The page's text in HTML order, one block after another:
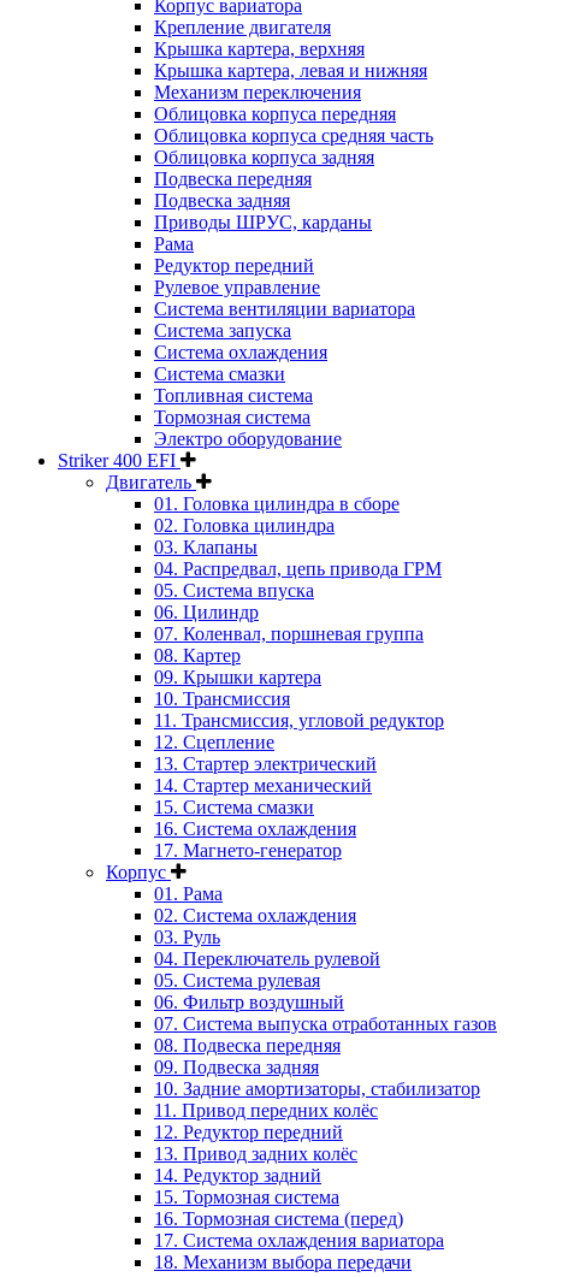
Корпус вариатора
Крепление двигателя
Крышка картера, верхняя
Крышка картера, левая и нижняя
Механизм переключения
Облицовка корпуса передняя
Облицовка корпуса средняя часть
Облицовка корпуса задняя
Подвеска передняя
Подвеска задняя
Приводы ШРУС, карданы
Рама
Редуктор передний
Рулевое управление
Система вентиляции вариатора
Система запуска
Система охлаждения
Система смазки
Топливная система
Тормозная система
Электро оборудование
Striker 400 EFI
Двигатель
01. Головка цилиндра в сборе
02. Головка цилиндра
03. Клапаны
04. Распредвал, цепь привода ГРМ
05. Система впуска
06. Цилиндр
07. Коленвал, поршневая группа
08. Картер
09. Крышки картера
10. Трансмиссия
11. Трансмиссия, угловой редуктор
12. Сцепление
13. Стартер электрический
14. Стартер механический
15. Система смазки
16. Система охлаждения
17. Магнето-генератор
Корпус
01. Рама
02. Система охлаждения
03. Руль
04. Переключатель рулевой
05. Система рулевая
06. Фильтр воздушный
07. Система выпуска отработанных газов
08. Подвеска передняя
09. Подвеска задняя
10. Задние амортизаторы, стабилизатор
11. Привод передних колёс
12. Редуктор передний
13. Привод задних колёс
14. Редуктор задний
15. Тормозная система
16. Тормозная система (перед)
17. Система охлаждения вариатора
18. Механизм выбора передачи